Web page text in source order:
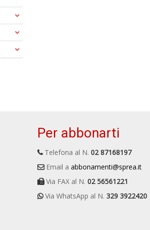
Per abbonarti
Telefona al N. 02 87168197
Email a abbonamenti@sprea.it
Via FAX al N. 02 56561221
Via WhatsApp al N. 329 3922420